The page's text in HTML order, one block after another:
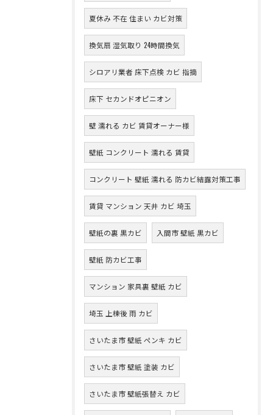
夏休み 不在 住まい カビ対策
換気扇 湿気取り 24時間換気
シロアリ業者 床下点検 カビ 指摘
床下 セカンドオピニオン
壁 濡れる カビ 賃貸オーナー様
壁紙 コンクリート 濡れる 賃貸
コンクリート 壁紙 濡れる 防カビ結露対策工事
賃貸 マンション 天井 カビ 埼玉
壁紙の裏 黒カビ 入間市 壁紙 黒カビ
壁紙 防カビ工事
マンション 家具裏 壁紙 カビ
埼玉 上棟後 雨 カビ
さいたま市 壁紙 ペンキ カビ
さいたま市 壁紙 塗装 カビ
さいたま市 壁紙張替え カビ